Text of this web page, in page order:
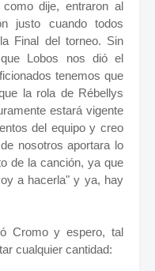
dije, entraron al
justo cuando todos
Final del torneo. Sin
Lobos nos dió el
tenemos que
la rola de Rébellys
estará vigente
del equipo y creo
nosotros aportara lo
de la canción, ya que
a hacerla" y ya, hay
Cromo y espero, tal
cualquier cantidad: